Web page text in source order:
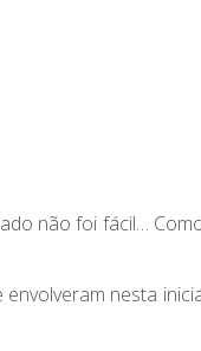
não foi fácil…
nesta